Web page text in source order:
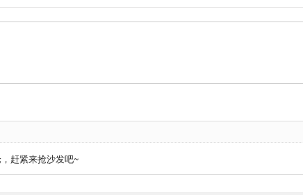
赶紧来抢沙发吧~